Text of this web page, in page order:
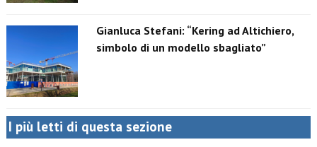
Gianluca Stefani: “Kering ad Altichiero,
simbolo di un modello sbagliato”
I più letti di questa sezione